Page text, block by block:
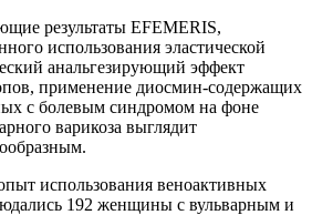
результаты EFEMERIS,
использования эластической
анальгезирующий эффект
применение диосмин-содержащих
с болевым синдромом на фоне
варикоза выглядит
использования веноактивных
192 женщины с вульварным и